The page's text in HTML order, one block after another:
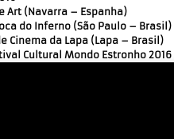
Art (Navarra – Espanha)
do Inferno (São Paulo – Brasil)
Cinema da Lapa (Lapa – Brasil)
Cultural Mondo Estronho